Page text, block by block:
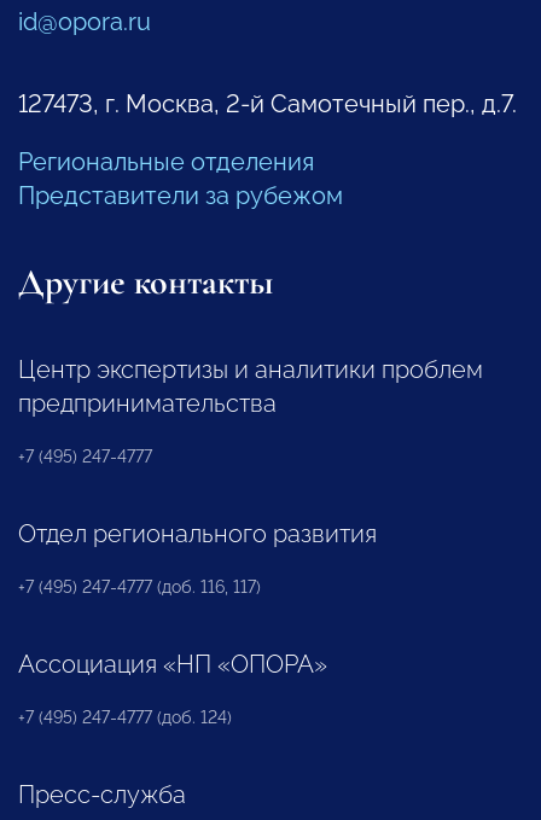
id@opora.ru
127473, г. Москва, 2-й Самотечный пер., д.7.
Региональные отделения
Представители за рубежом
Другие контакты
Центр экспертизы и аналитики проблем
предпринимательства
+7 (495) 247-4777
Отдел регионального развития
+7 (495) 247-4777 (доб. 116, 117)
Ассоциация «НП «ОПОРА»
+7 (495) 247-4777 (доб. 124)
Пресс-служба